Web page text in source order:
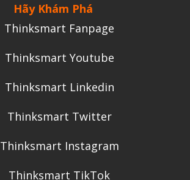
Hãy Khám Phá
Thinksmart Fanpage
Thinksmart Youtube
Thinksmart Linkedin
Thinksmart Twitter
Thinksmart Instagram
Thinksmart TikTok